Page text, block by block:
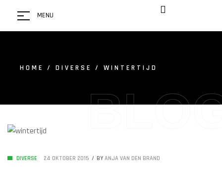
MENU
HOME / DIVERSE / WINTERTIJD
DIVERSE 24 OKTOBER 2015 BY ANJA VAN DEN BRAND